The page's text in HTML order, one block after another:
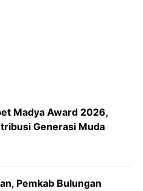
Madya Award 2026,
Generasi Muda
Pemkab Bulungan